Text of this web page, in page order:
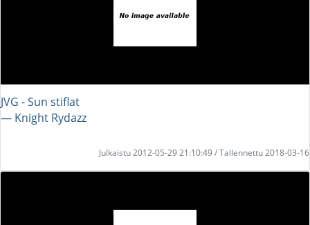
JVG - Sun stiflat
― Knight Rydazz
Julkaistu 2012-05-29 21:10:49 / Tallennettu 2018-03-16